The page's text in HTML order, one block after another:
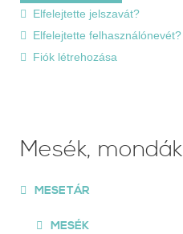
Elfelejtette jelszavát?
Elfelejtette felhasználónevét?
Fiók létrehozása
Mesék, mondák
MESETÁR
MESÉK